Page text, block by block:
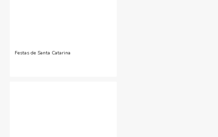
Festas de Santa Catarina